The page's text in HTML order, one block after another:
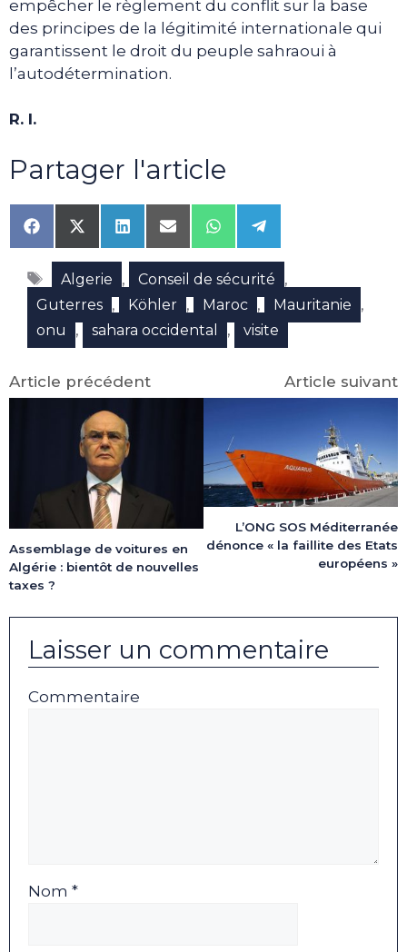
empêcher le règlement du conflit sur la base
des principes de la légitimité internationale qui
garantissent le droit du peuple sahraoui à
l’autodétermination.
R. I.
Partager l'article
Share
on
Facebook
Share
on
X
(Twitter)
Share
on
LinkedIn
Share
on
Email
Share
on
WhatsApp
Share
on
Telegram
Étiquettes
Algerie , Conseil de sécurité ,
Guterres , Köhler , Maroc , Mauritanie ,
onu , sahara occidental , visite
Article précédent
Assemblage de voitures en
Algérie : bientôt de nouvelles
taxes ?
Article suivant
L’ONG SOS Méditerranée
dénonce « la faillite des Etats
européens »
Laisser un commentaire
Commentaire
Nom *